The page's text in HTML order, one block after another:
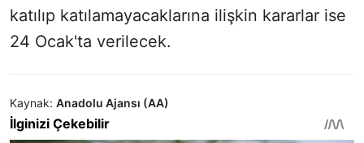
katılıp katılamayacaklarına ilişkin kararlar ise
24 Ocak'ta verilecek.
Kaynak: Anadolu Ajansı (AA)